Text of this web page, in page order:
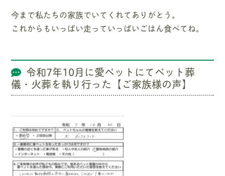
今まで私たちの家族でいてくれてありがとう。
これからもいっぱい走っていっぱいごはん食べてね。
令和7年10月に愛ペットにてペット葬
儀・火葬を執り行った【ご家族様の声】